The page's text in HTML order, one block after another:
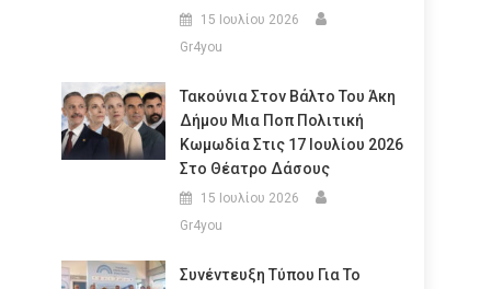
15 Ιουλίου 2026
Gr4you
Τακούνια Στον Βάλτο Του Άκη
Δήμου Μια Ποπ Πολιτική
Κωμωδία Στις 17 Ιουλίου 2026
Στο Θέατρο Δάσους
15 Ιουλίου 2026
Gr4you
Συνέντευξη Τύπου Για Το